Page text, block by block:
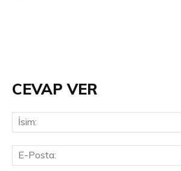
CEVAP VER